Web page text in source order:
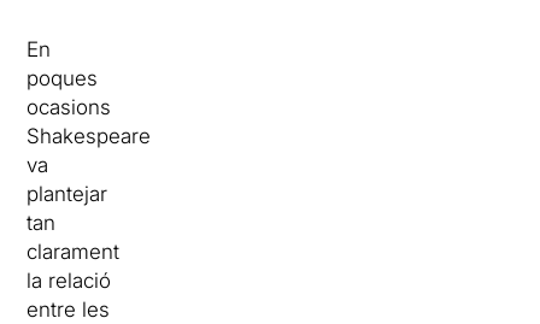
En
poques
ocasions
Shakespeare
va
plantejar
tan
clarament
la relació
entre les